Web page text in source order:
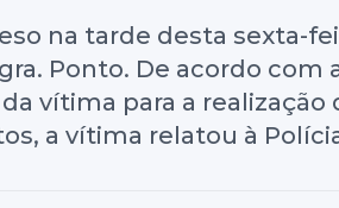
na tarde desta sexta-
Ponto. De acordo
vítima para a
a vítima relatou à